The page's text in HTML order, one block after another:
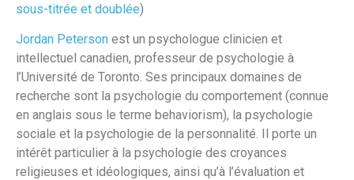
sous-titrée et doublée)
Jordan Peterson est un psychologue clinicien et
intellectuel canadien, professeur de psychologie à
l’Université de Toronto. Ses principaux domaines de
recherche sont la psychologie du comportement (connue
en anglais sous le terme behaviorism), la psychologie
sociale et la psychologie de la personnalité. Il porte un
intérêt particulier à la psychologie des croyances
religieuses et idéologiques, ainsi qu’à l’évaluation et